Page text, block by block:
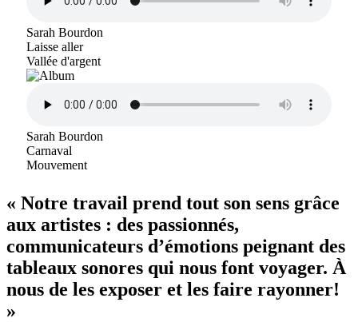
Sarah Bourdon
Laisse aller
Vallée d'argent
Sarah Bourdon
Carnaval
Mouvement
« Notre travail prend tout son sens grâce
aux artistes : des passionnés,
communicateurs d’émotions peignant des
tableaux sonores qui nous font voyager. À
nous de les exposer et les faire rayonner!
»